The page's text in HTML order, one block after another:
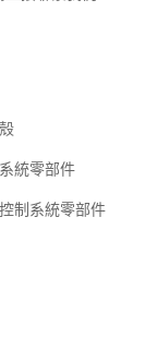
統零部件
制系統零部件